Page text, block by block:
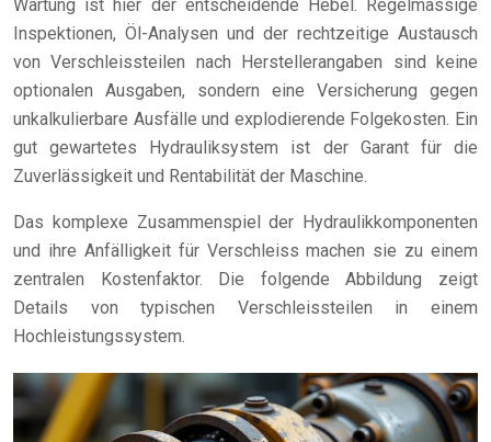
Wartung ist hier der entscheidende Hebel. Regelmässige
Inspektionen, Öl-Analysen und der rechtzeitige Austausch
von Verschleissteilen nach Herstellerangaben sind keine
optionalen Ausgaben, sondern eine Versicherung gegen
unkalkulierbare Ausfälle und explodierende Folgekosten. Ein
gut gewartetes Hydrauliksystem ist der Garant für die
Zuverlässigkeit und Rentabilität der Maschine.
Das komplexe Zusammenspiel der Hydraulikkomponenten
und ihre Anfälligkeit für Verschleiss machen sie zu einem
zentralen Kostenfaktor. Die folgende Abbildung zeigt
Details von typischen Verschleissteilen in einem
Hochleistungssystem.